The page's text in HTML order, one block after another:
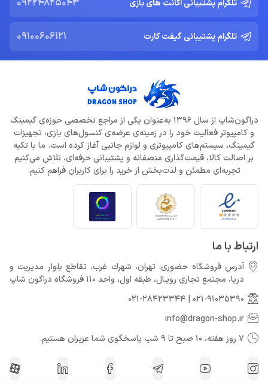
تلگرام پشتیبانی اکانت های بازی 09224825043
تلگرام پشتیبانی گیفت کارت 09100606121
دراگون‌شاپ از سال 1396 به‌عنوان یکی از مراجع تخصصی حوزه‌ی گیمینگ
و کامپیوتر فعالیت خود را در زمینه‌ی عرضه‌ی کنسول‌های بازی، تجهیزات
گیمینگ، سیستم‌های کامپیوتری و لوازم جانبی آغاز کرده است. ما با تکیه
بر اصالت کالا، قیمت‌گذاری منصفانه و پشتیبانی حرفه‌ای، تلاش می‌کنیم
تجربه‌ای مطمئن و لذت‌بخش از خرید را برای کاربران فراهم کنیم.
ارتباط با ما
آدرس فروشگاه حضوری: تهران، شهرك غرب، تقاطع بلوار مدیریت و
دريا، مجتمع تجارى رويـال، طبقه اول، واحد 110 فروشگاه دراگون شاپ
021-91035390
021-28423344
info@dragon-shop.ir
7 روز هفته، 10 صبح تا 9 شب پاسخگوی شما عزیزان هستیم.